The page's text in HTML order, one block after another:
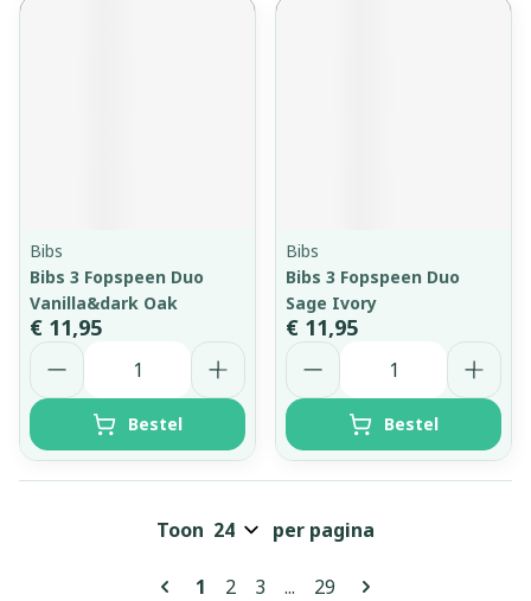
Bibs
Bibs 3 Fopspeen Duo
Vanilla&dark Oak
€ 11,95
Aantal
Bestel
Bibs
Bibs 3 Fopspeen Duo
Sage Ivory
€ 11,95
Aantal
Bestel
Pagina's
U lees momenteel pagina
1 Pagina
2 Pagina
3 ... Pagina
29
Toon per pagina